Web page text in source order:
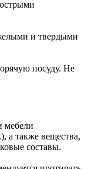
и твердыми
посуду. Не
мебели
а также вещества,
составы.